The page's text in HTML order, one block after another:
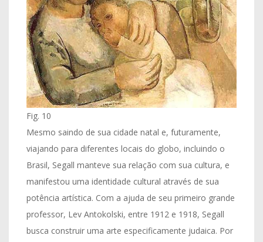
Fig. 10
Mesmo saindo de sua cidade natal e, futuramente,
viajando para diferentes locais do globo, incluindo o
Brasil, Segall manteve sua relação com sua cultura, e
manifestou uma identidade cultural através de sua
potência artística. Com a ajuda de seu primeiro grande
professor, Lev Antokolski, entre 1912 e 1918, Segall
busca construir uma arte especificamente judaica. Por